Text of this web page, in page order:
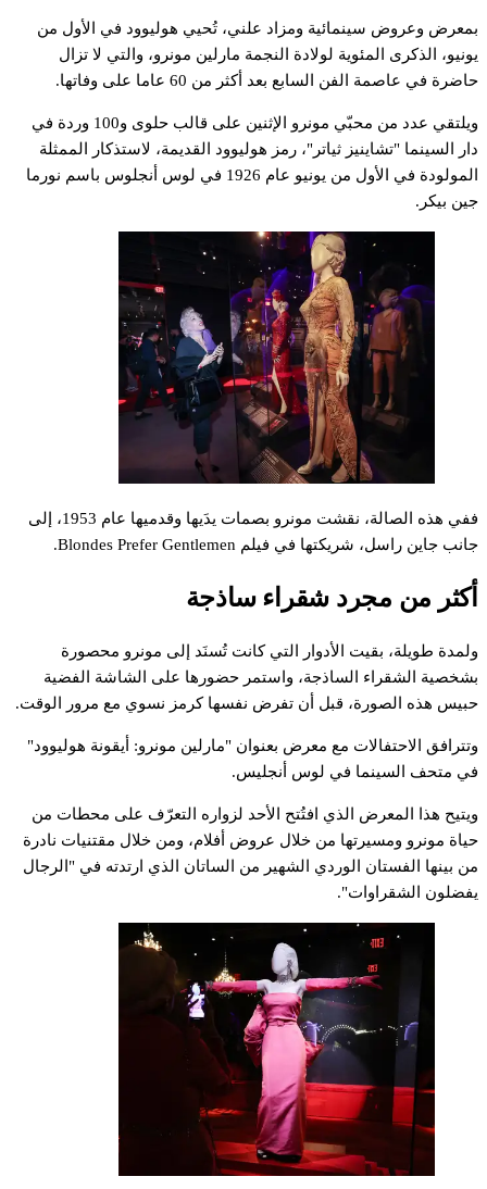
بمعرض وعروض سينمائية ومزاد علني، تُحيي هوليوود في الأول من
يونيو، الذكرى المئوية لولادة النجمة مارلين مونرو، والتي لا تزال
حاضرة في عاصمة الفن السابع بعد أكثر من 60 عاما على وفاتها.
ويلتقي عدد من محبّي مونرو الإثنين على قالب حلوى و100 وردة في
دار السينما "تشاينيز ثياتر"، رمز هوليوود القديمة، لاستذكار الممثلة
المولودة في الأول من يونيو عام 1926 في لوس أنجلوس باسم نورما
جين بيكر.
ففي هذه الصالة، نقشت مونرو بصمات يدَيها وقدميها عام 1953،
إلى
جانب جاين راسل، شريكتها في فيلم Gentlemen
Prefer
Blondes.
أكثر من مجرد شقراء ساذجة
ولمدة طويلة، بقيت الأدوار التي كانت تُسنَد إلى مونرو محصورة
بشخصية الشقراء الساذجة، واستمر حضورها على الشاشة الفضية
حبيس هذه الصورة، قبل أن تفرض نفسها كرمز نسوي مع مرور الوقت.
وتترافق الاحتفالات مع معرض بعنوان "مارلين مونرو: أيقونة هوليوود"
في متحف السينما في لوس أنجليس.
ويتيح هذا المعرض الذي افتُتح الأحد لزواره التعرّف على محطات من
حياة مونرو ومسيرتها من خلال عروض أفلام، ومن خلال مقتنيات نادرة
من بينها الفستان الوردي الشهير من الساتان الذي ارتدته في "الرجال
يفضلون الشقراوات".